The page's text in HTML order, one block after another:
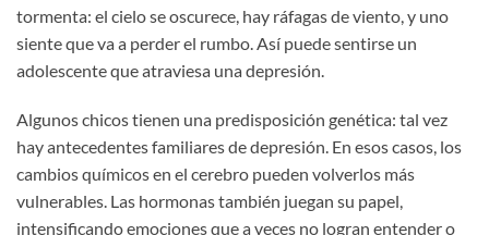
tormenta: el cielo se oscurece, hay ráfagas de viento, y uno
siente que va a perder el rumbo. Así puede sentirse un
adolescente que atraviesa una depresión.
Algunos chicos tienen una predisposición genética: tal vez
hay antecedentes familiares de depresión. En esos casos, los
cambios químicos en el cerebro pueden volverlos más
vulnerables. Las hormonas también juegan su papel,
intensificando emociones que a veces no logran entender o